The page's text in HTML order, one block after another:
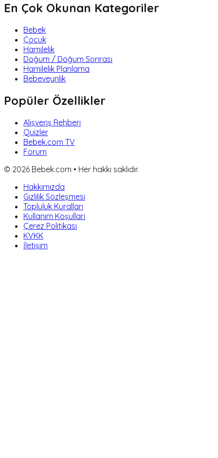
En Çok Okunan Kategoriler
Bebek
Çocuk
Hamilelik
Doğum / Doğum Sonrası
Hamilelik Planlama
Bebeveynlik
Popüler Özellikler
Alışveriş Rehberi
Quizler
Bebek.com TV
Forum
© 2026 Bebek.com • Her hakkı saklıdır.
Hakkımızda
Gizlilik Sözleşmesi
Topluluk Kuralları
Kullanım Koşulları
Çerez Politikası
KVKK
İletişim